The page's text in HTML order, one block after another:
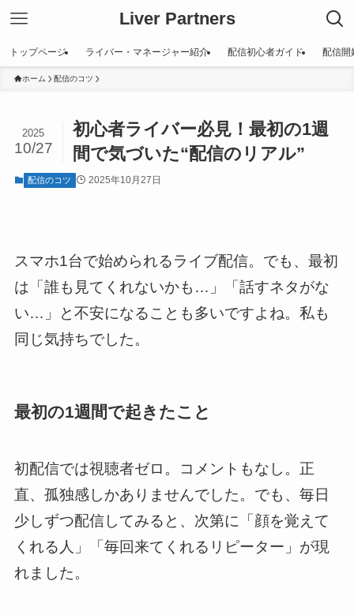
Liver Partners
トップページ ライバー・マネージャー紹介 配信初心者ガイド 配信開
ホーム 配信のコツ
初心者ライバー必見！最初の1週
間で気づいた“配信のリアル”
2025
10/27
配信のコツ 2025年10月27日
スマホ1台で始められるライブ配信。でも、最初
は「誰も見てくれないかも…」「話すネタがな
い…」と不安になることも多いですよね。私も
同じ気持ちでした。
最初の1週間で起きたこと
初配信では視聴者ゼロ。コメントもなし。正
直、孤独感しかありませんでした。でも、毎日
少しずつ配信してみると、次第に「顔を覚えて
くれる人」「毎回来てくれるリピーター」が現
れました。